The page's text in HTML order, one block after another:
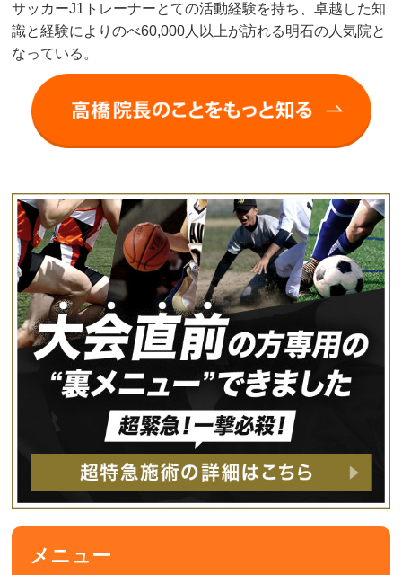
サッカーJ1トレーナーとての活動経験を持ち、卓越した知
識と経験によりのべ60,000人以上が訪れる明石の人気院と
なっている。
メニュー